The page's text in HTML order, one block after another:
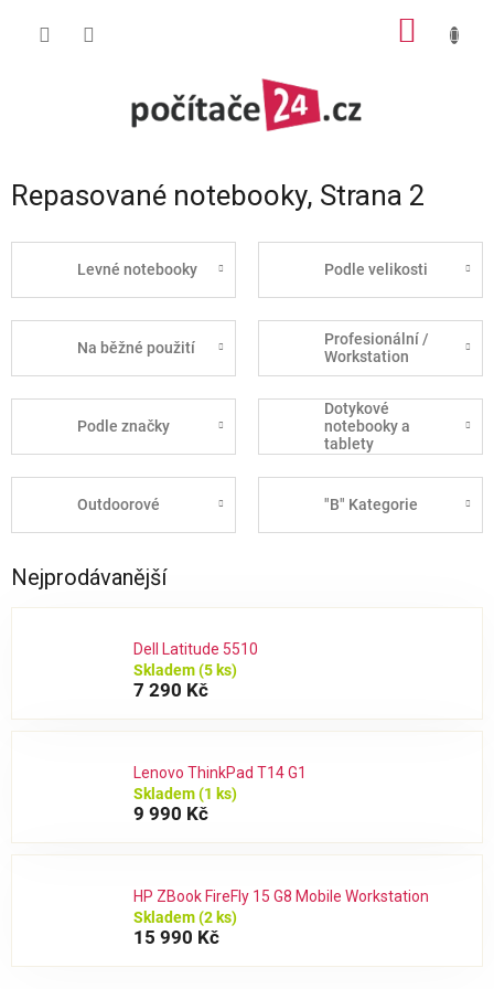
Repasované notebooky, Strana 2
Levné notebooky Podle velikosti
Na běžné použití
Profesionální /
Workstation
Podle značky
Dotykové
notebooky a
tablety
Outdoorové "B" Kategorie
Nejprodávanější
Dell Latitude 5510
Skladem(5 ks)
7 290 Kč
Lenovo ThinkPad T14 G1
Skladem(1 ks)
9 990 Kč
HP ZBook FireFly 15 G8 Mobile Workstation
Skladem(2 ks)
15 990 Kč